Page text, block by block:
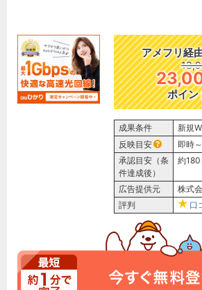
アメフリ経
ポイン
成果条件
新規
反映目安
即時
承認目安（条
件達成後）
約180
広告提供元
株式
評判
口